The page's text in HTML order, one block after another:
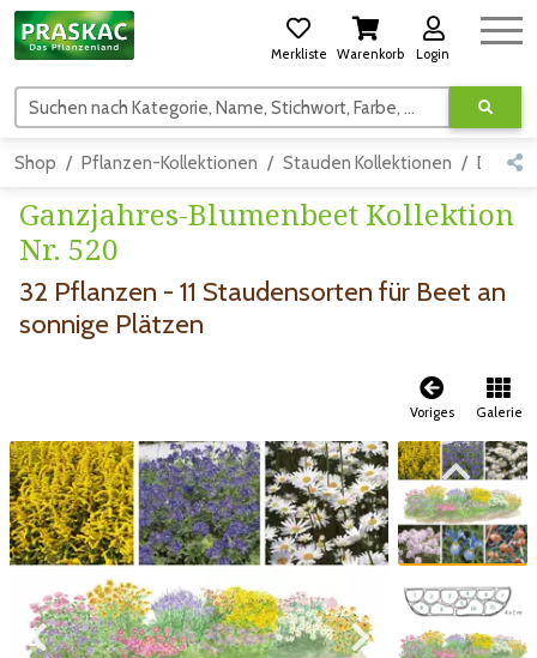
Merkliste Warenkorb Login
Suchen nach Kategorie, Name, Stichwort, Farbe, usw.
Shop Pflanzen-Kollektionen Stauden Kollektionen Detail
Ganzjahres-Blumenbeet Kollektion
Nr. 520
32 Pflanzen - 11 Staudensorten für Beet an
sonnige Plätzen
Voriges Galerie
Zum vorigen Bild Zum nächsten Bild
Zum vorigen Bild